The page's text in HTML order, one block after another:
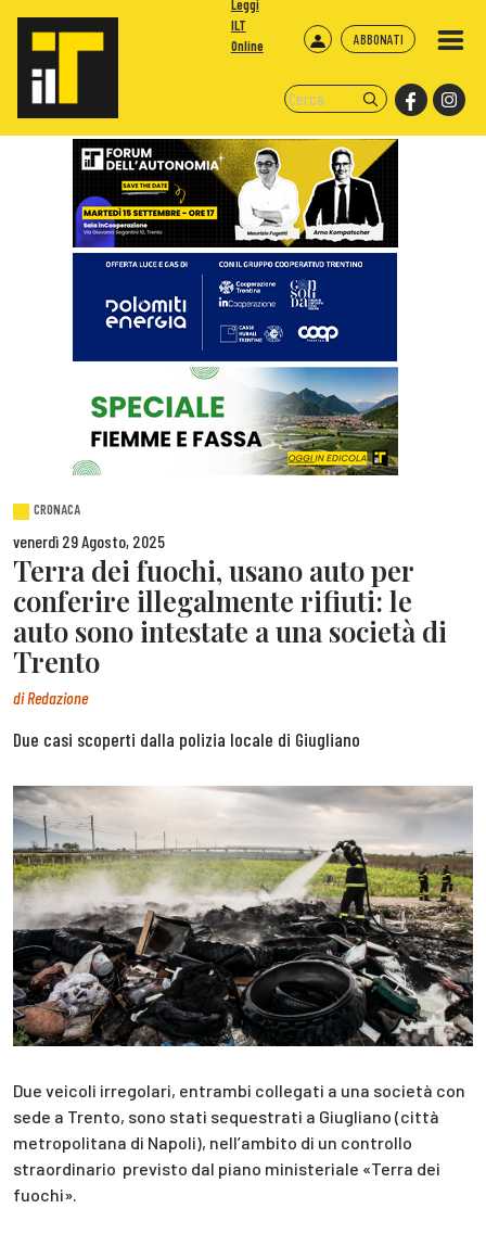
ABBONATI
Leggi
ILT
Online
CRONACA
venerdì 29 Agosto, 2025
Terra dei fuochi, usano auto per
conferire illegalmente rifiuti: le
auto sono intestate a una società di
Trento
diRedazione
Due casi scoperti dalla polizia locale di Giugliano
Due veicoli irregolari, entrambi collegati a una società con
sede a Trento, sono stati sequestrati a Giugliano (città
metropolitana di Napoli), nell’ambito di un controllo
straordinario previsto dal piano ministeriale «Terra dei
fuochi».